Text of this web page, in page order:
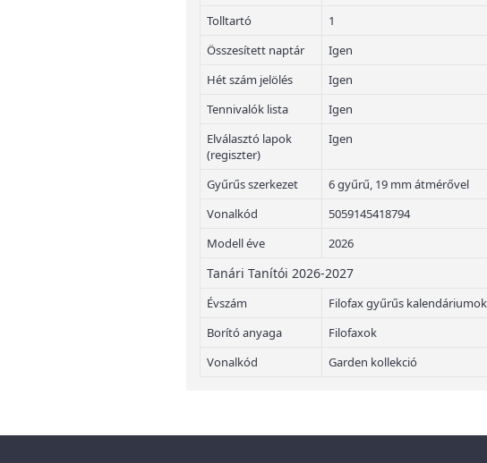
Tolltartó
1
Összesített naptár
Igen
Hét szám jelölés
Igen
Tennivalók lista
Igen
Elválasztó lapok
(regiszter)
Igen
Gyűrűs szerkezet
6 gyűrű, 19 mm átmérővel
Vonalkód
5059145418794
Modell éve
2026
Tanári Tanítói 2026-2027
Évszám
Filofax gyűrűs kalendáriumok
Borító anyaga
Filofaxok
Vonalkód
Garden kollekció